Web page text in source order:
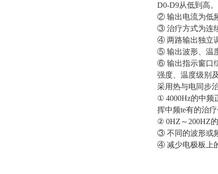
D0-D9从低到高
② 输出电流为低
③ 治疗方式为连
④ 两路输出独立
⑤ 输出波形、温
⑥ 输出指示窗口
强度、温度级别
采用热与电同步
① 4000Hz的中频
挥中频te有的治
② 0HZ～200HZ
③ 不同的波形或
④ 减少电极板上